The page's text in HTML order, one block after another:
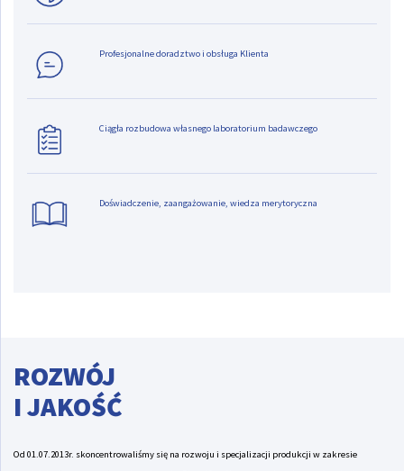
Profesjonalne doradztwo i obsługa Klienta
Ciągła rozbudowa własnego laboratorium badawczego
Doświadczenie, zaangażowanie, wiedza merytoryczna
ROZWÓJ
I JAKOŚĆ
Od 01.07.2013r. skoncentrowaliśmy się na rozwoju i specjalizacji produkcji w zakresie